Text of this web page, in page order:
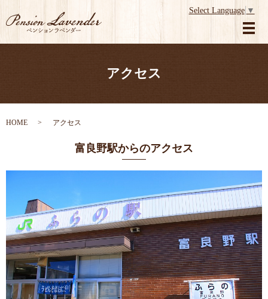
Select Language ▼
メ
アクセス
HOME アクセス
富良野駅からのアクセス